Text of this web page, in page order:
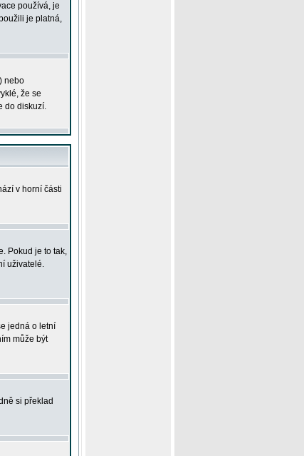
používá, je
je platná,
nebo
že se
do diskuzí.
v horní části
Pokud je to tak,
uživatelé.
jedná o letní
může být
si překlad